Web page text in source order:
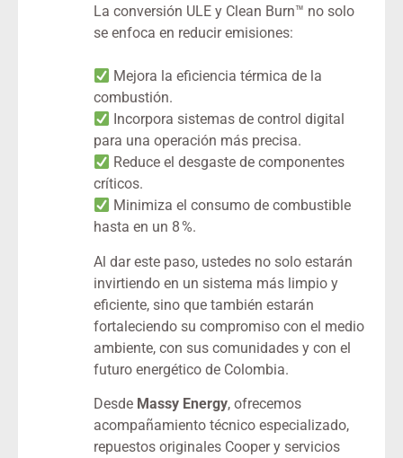
La conversión ULE y Clean Burn™ no solo
se enfoca en reducir emisiones:
Mejora la eficiencia térmica de la
combustión.
Incorpora sistemas de control digital
para una operación más precisa.
Reduce el desgaste de componentes
críticos.
Minimiza el consumo de combustible
hasta en un 8 %.
Al dar este paso, ustedes no solo estarán
invirtiendo en un sistema más limpio y
eficiente, sino que también estarán
fortaleciendo su compromiso con el medio
ambiente, con sus comunidades y con el
futuro energético de Colombia.
Desde Massy Energy, ofrecemos
acompañamiento técnico especializado,
repuestos originales Cooper y servicios